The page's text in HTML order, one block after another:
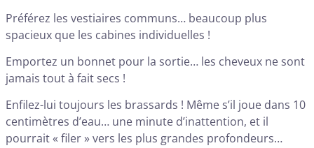
Préférez les vestiaires communs… beaucoup plus
spacieux que les cabines individuelles !
Emportez un bonnet pour la sortie… les cheveux ne sont
jamais tout à fait secs !
Enfilez-lui toujours les brassards ! Même s’il joue dans 10
centimètres d’eau… une minute d’inattention, et il
pourrait « filer » vers les plus grandes profondeurs…